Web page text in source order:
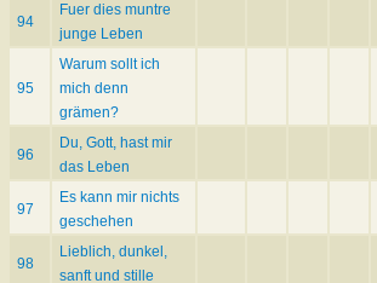
94
Fuer dies muntre
junge Leben
95
Warum sollt ich
mich denn
grämen?
96
Du, Gott, hast mir
das Leben
97
Es kann mir nichts
geschehen
98
Lieblich, dunkel,
sanft und stille